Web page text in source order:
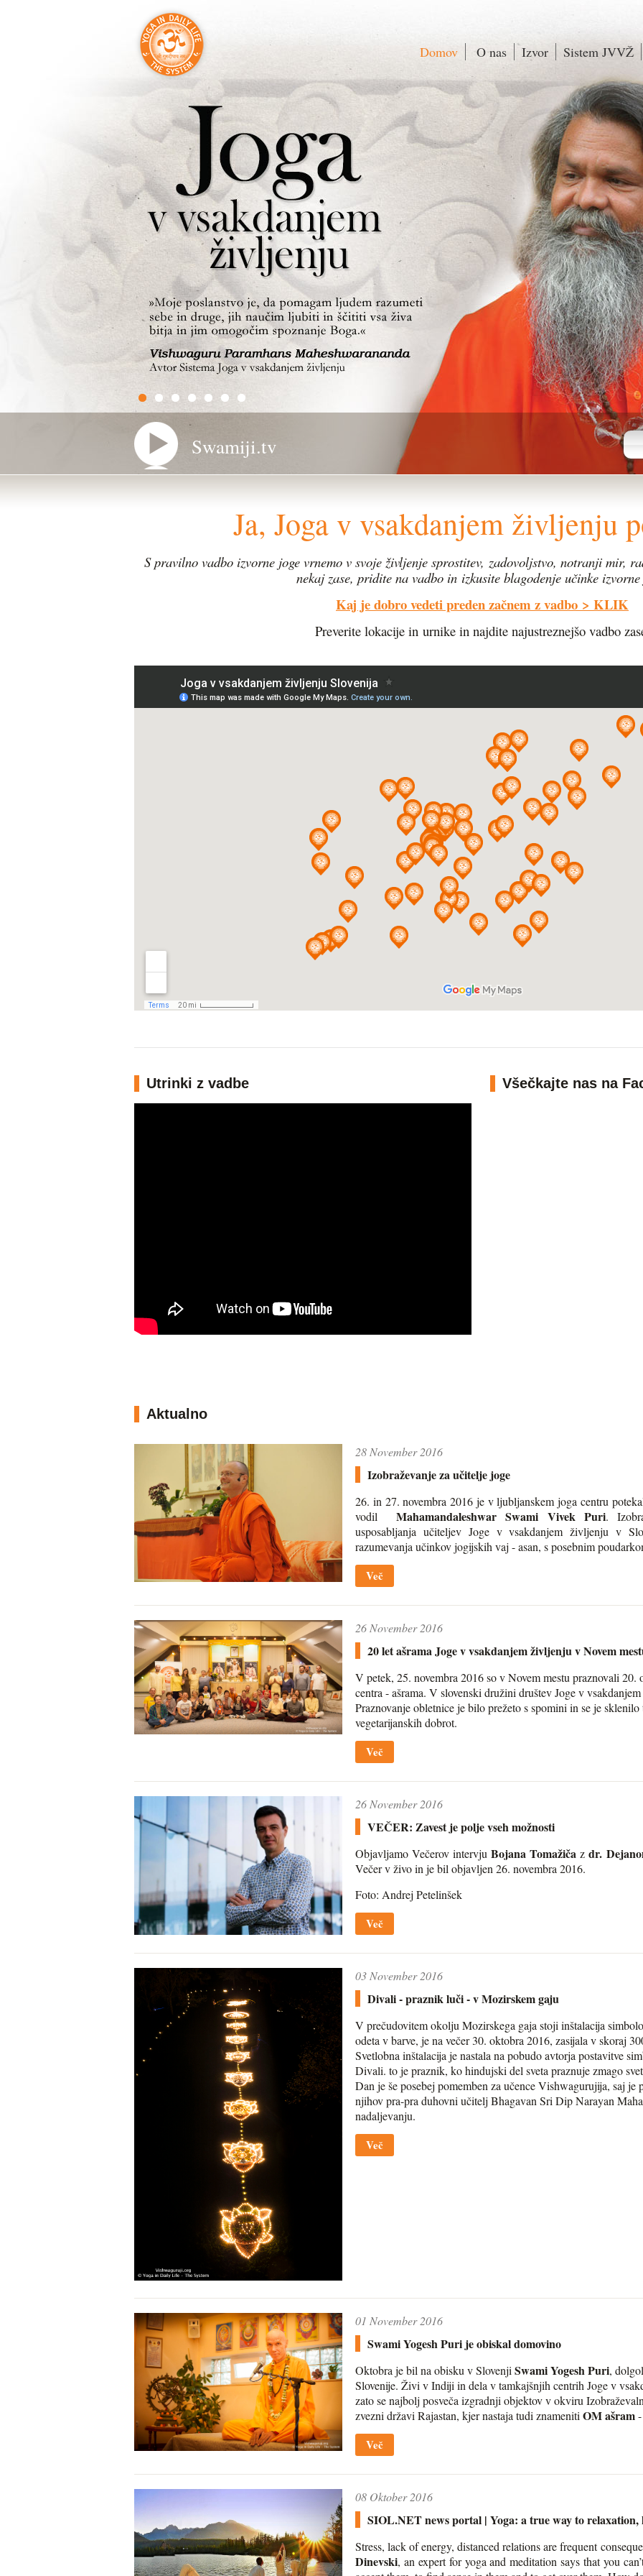
Domov O nas Izvor Sistem JVVŽ
Swamiji.tv
Ja, Joga v vsakdanjem življenju
S pravilno vadbo izvorne joge vrnemo v svoje življenje sprostitev, zadovoljstvo, notranji mir,
nekaj zase, pridite na vadbo in izkusite blagodenje učinke izvorne
Kaj je dobro vedeti preden začnem z vadbo > KLIK
Preverite lokacije in urnike in najdite najustreznejšo vadbo
Utrinki z vadbe Všečkajte nas na
Aktualno
28 November 2016
Izobraževanje za učitelje joge
26. in 27. novembra 2016 je v ljubljanskem joga centru
vodil Mahamandaleshwar Swami Vivek Puri.
usposabljanja učiteljev Joge v vsakdanjem življenju v
razumevanja učinkov jogijskih vaj - asan, s posebnim
Več
26 November 2016
20 let ašrama Joge v vsakdanjem življenju v Novem
V petek, 25. novembra 2016 so v Novem mestu praznovali 20.
centra - ašrama. V slovenski družini društev Joge v
Praznovanje obletnice je bilo prežeto s spomini in se je
vegetarijanskih dobrot.
Več
26 November 2016
VEČER: Zavest je polje vseh možnosti
Objavljamo Večerov intervjuBojana Tomažiča zdr.
Večer v živo in je bil objavljen 26. novembra 2016.
Foto: Andrej Petelinšek
Več
03 November 2016
Divali - praznik luči - v Mozirskem gaju
V prečudovitem okolju Mozirskega gaja stoji inštalacija
odeta v barve, je na večer 30. oktobra 2016, zasijala v skoraj
Svetlobna inštalacija je nastala na pobudo avtorja postavitve
Divali. to je praznik, ko hindujski del sveta praznuje zmago
Dan je še posebej pomemben za učence Vishwagurujija, saj
njihov pra-pra duhovni učitelj Bhagavan Sri Dip Narayan
nadaljevanju.
Več
01 November 2016
Swami Yogesh Puri je obiskal domovino
Oktobra je bil na obisku v Slovenji Swami Yogesh Puri,
Slovenije. Živi v Indiji in dela v tamkajšnjih centrih Joge v
zato se najbolj posveča izgradnji objektov v okviru
zvezni državi Rajastan, kjer nastaja tudi znameniti OM ašram
Več
08 Oktober 2016
SIOL.NET news portal | Yoga: a true way to
Stress, lack of energy, distanced relations are frequent
Dinevski, an expert for yoga and meditation says that you